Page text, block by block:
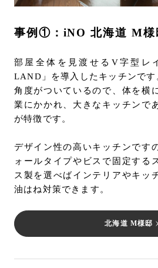
事例①：iNO 北海道 M様
部屋全体を見渡せるV字型レ
LAND」を導入したキッチンで
角度がついているので、体を横
業にかかれ、大きなキッチンで
が特徴です。
デザイン性の高いキッチンです
ォールタイプやビスで固定する
ス製を選べばインテリアやキッ
油はね対策できます。
北海道 M様邸